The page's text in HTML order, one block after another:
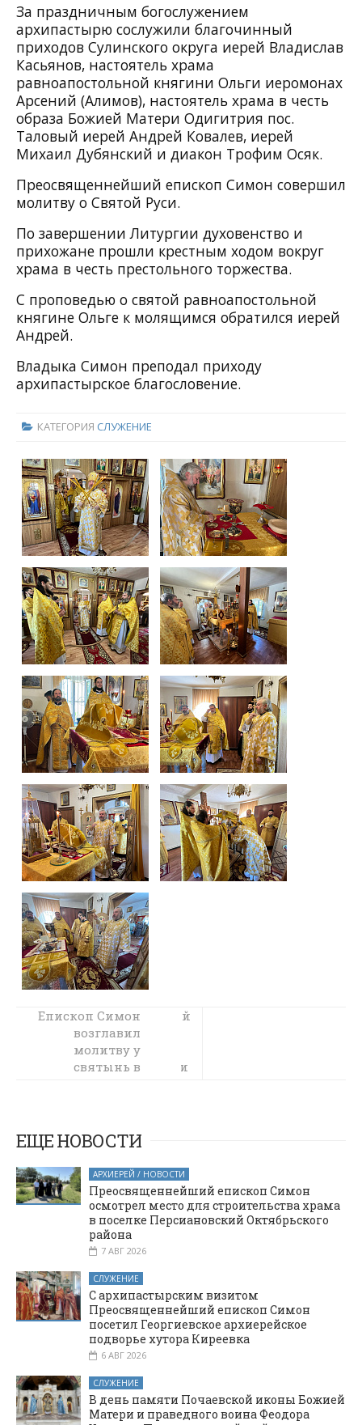
За праздничным богослужением
архипастырю сослужили благочинный
приходов Сулинского округа иерей Владислав
Касьянов, настоятель храма
равноапостольной княгини Ольги иеромонах
Арсений (Алимов), настоятель храма в честь
образа Божией Матери Одигитрия пос.
Таловый иерей Андрей Ковалев, иерей
Михаил Дубянский и диакон Трофим Осяк.
Преосвященнейший епископ Симон совершил
молитву о Святой Руси.
По завершении Литургии духовенство и
прихожане прошли крестным ходом вокруг
храма в честь престольного торжества.
С проповедью о святой равноапостольной
княгине Ольге к молящимся обратился иерей
Андрей.
Владыка Симон преподал приходу
архипастырское благословение.
КАТЕГОРИЯ СЛУЖЕНИЕ
Преосвященнейший
епископ Симон
совершил чин
освящения креста и
в городе Шахты
Епископ Симон
возглавил
молитву у
святынь в
Николая
Чудотворца
станицы
Еланской
ЕЩЕ НОВОСТИ
АРХИЕРЕЙ / НОВОСТИ
Преосвященнейший епископ Симон
осмотрел место для строительства храма
в поселке Персиановский Октябрьского
района
7 АВГ 2026
СЛУЖЕНИЕ
С архипастырским визитом
Преосвященнейший епископ Симон
посетил Георгиевское архиерейское
подворье хутора Киреевка
6 АВГ 2026
СЛУЖЕНИЕ
В день памяти Почаевской иконы Божией
Матери и праведного воина Феодора